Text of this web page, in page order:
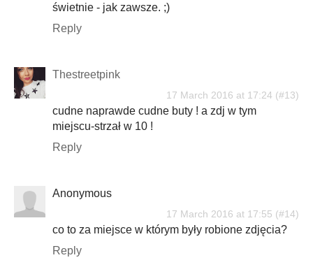
świetnie - jak zawsze. ;)
Reply
Thestreetpink
17 March 2016 at 17:24
cudne naprawde cudne buty ! a zdj w tym
miejscu-strzał w 10 !
Reply
Anonymous
17 March 2016 at 17:55
co to za miejsce w którym były robione zdjęcia?
Reply